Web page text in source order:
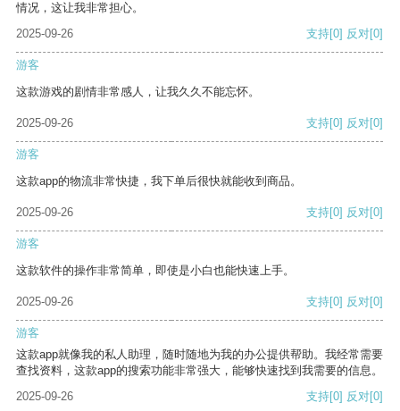
情况，这让我非常担心。
2025-09-26
支持[0] 反对[0]
游客
这款游戏的剧情非常感人，让我久久不能忘怀。
2025-09-26 支持[0] 反对[0]
游客
这款app的物流非常快捷，我下单后很快就能收到商品。
2025-09-26 支持[0] 反对[0]
游客
这款软件的操作非常简单，即使是小白也能快速上手。
2025-09-26 支持[0] 反对[0]
游客
这款app就像我的私人助理，随时随地为我的办公提供帮助。我经常需要
查找资料，这款app的搜索功能非常强大，能够快速找到我需要的信息。
2025-09-26
支持[0] 反对[0]